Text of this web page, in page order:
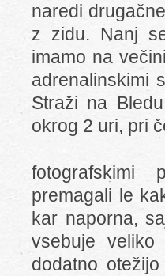
naredi
z zidu. Nanj
imamo na
adrenalinskimi
Straži na
okrog 2 uri, pri
fotografskimi
premagali le
kar naporna,
vsebuje
dodatno